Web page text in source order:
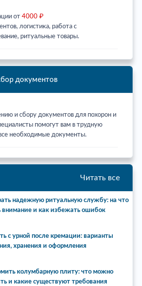
от 4000 ₽
логистика, работа с
ритуальные товары.
документов
и сбору документов для похорон и
помогут вам в трудную
необходимые документы.
Читать все
надежную ритуальную службу: на что
внимание и как избежать ошибок
с урной после кремации: варианты
хранения и оформления
колумбарную плиту: что можно
и какие существуют требования